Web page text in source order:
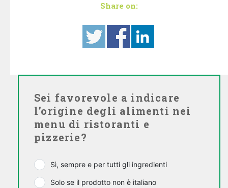
Share on:
Sei favorevole a indicare
l’origine degli alimenti nei
menu di ristoranti e
pizzerie?
Sì, sempre e per tutti gli ingredienti
Solo se il prodotto non è italiano